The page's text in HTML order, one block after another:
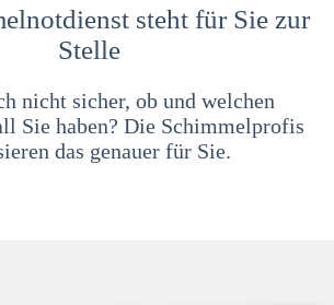
steht für Sie zur
Stelle
nicht sicher, ob und welchen
Sie haben? Die Schimmelprofis
das genauer für Sie.